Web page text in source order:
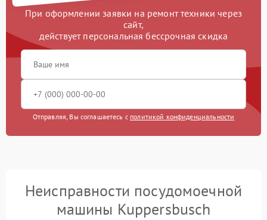
При оформлении заявки на ремонт техники через
сайт,
действует персональная бессрочная скидка
Отправляя, Вы соглашаетесь с политикой конфиденциальности
Неисправности посудомоечной
машины Kuppersbusch